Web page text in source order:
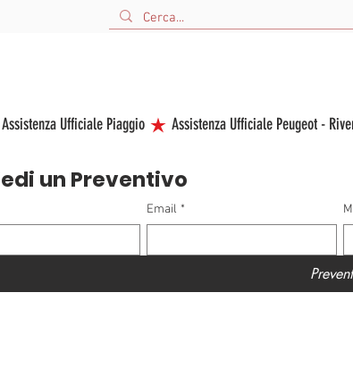
Ufficiale Piaggio
un Preventivo
Email *